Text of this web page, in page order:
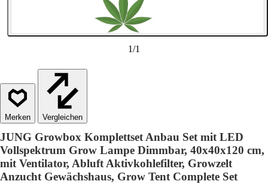
1/1
Vergleichen
JUNG Growbox Komplettset Anbau Set mit LED
Vollspektrum Grow Lampe Dimmbar, 40x40x120 cm,
mit Ventilator, Abluft Aktivkohlefilter, Growzelt
Anzucht Gewächshaus, Grow Tent Complete Set